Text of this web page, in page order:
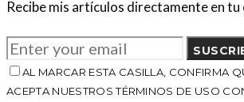
Recibe mis artículos directamente en tu
AL MARCAR ESTA CASILLA, CONFIRMA
ACEPTA NUESTROS TÉRMINOS DE USO